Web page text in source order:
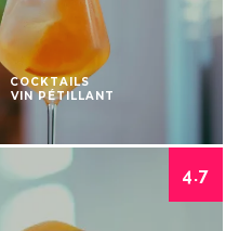
COCKTAILS
VIN PÉTILLANT
4.7